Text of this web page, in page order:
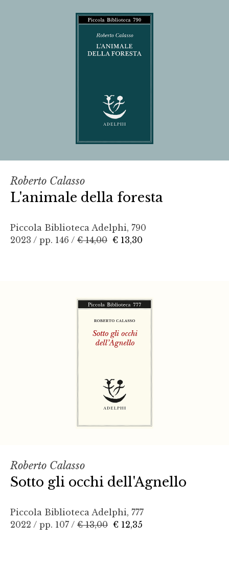
Roberto Calasso
L'animale della foresta
Piccola Biblioteca Adelphi, 790
2023 / pp. 146 / € 14,00 € 13,30
Roberto Calasso
Sotto gli occhi dell'Agnello
Piccola Biblioteca Adelphi, 777
2022 / pp. 107 / € 13,00 € 12,35